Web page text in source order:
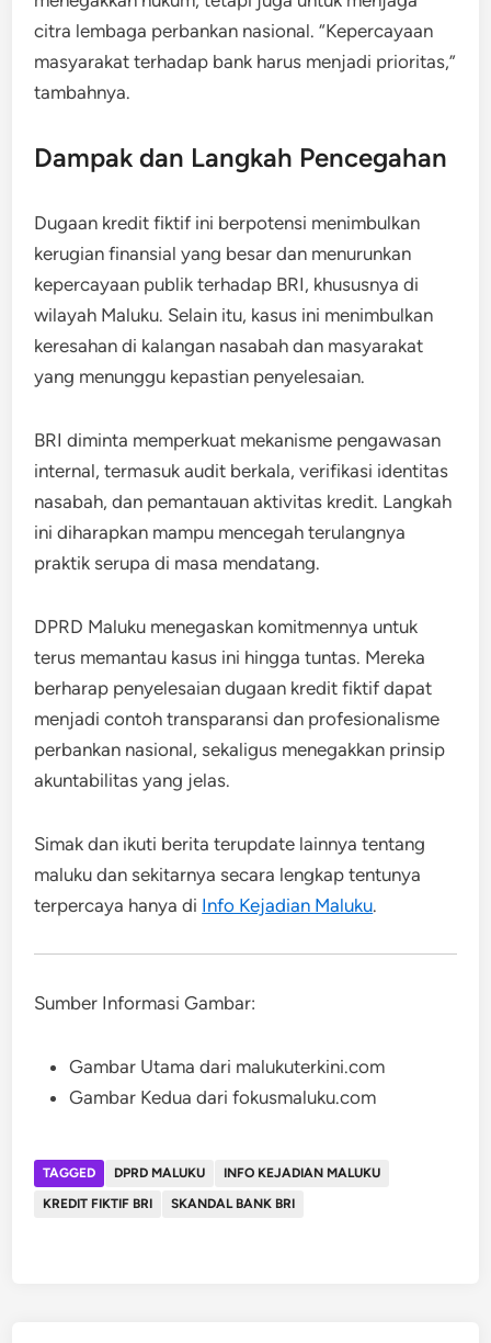
citra lembaga perbankan nasional. “Kepercayaan
masyarakat terhadap bank harus menjadi prioritas,”
tambahnya.
Dampak dan Langkah Pencegahan
Dugaan kredit fiktif ini berpotensi menimbulkan
kerugian finansial yang besar dan menurunkan
kepercayaan publik terhadap BRI, khususnya di
wilayah Maluku. Selain itu, kasus ini menimbulkan
keresahan di kalangan nasabah dan masyarakat
yang menunggu kepastian penyelesaian.
BRI diminta memperkuat mekanisme pengawasan
internal, termasuk audit berkala, verifikasi identitas
nasabah, dan pemantauan aktivitas kredit. Langkah
ini diharapkan mampu mencegah terulangnya
praktik serupa di masa mendatang.
DPRD Maluku menegaskan komitmennya untuk
terus memantau kasus ini hingga tuntas. Mereka
berharap penyelesaian dugaan kredit fiktif dapat
menjadi contoh transparansi dan profesionalisme
perbankan nasional, sekaligus menegakkan prinsip
akuntabilitas yang jelas.
Simak dan ikuti berita terupdate lainnya tentang
maluku dan sekitarnya secara lengkap tentunya
terpercaya hanya di Info Kejadian Maluku.
Sumber Informasi Gambar:
Gambar Utama dari malukuterkini.com
Gambar Kedua dari fokusmaluku.com
TAGGED DPRD MALUKU
INFO KEJADIAN MALUKU
KREDIT FIKTIF BRI
SKANDAL BANK BRI